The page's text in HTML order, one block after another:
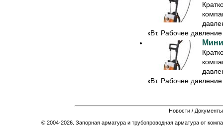
кВт. Рабочее
кВт. Рабочее
Новости / Документы
© 2004-2026. Запорная арматура и трубопроводная арматура от